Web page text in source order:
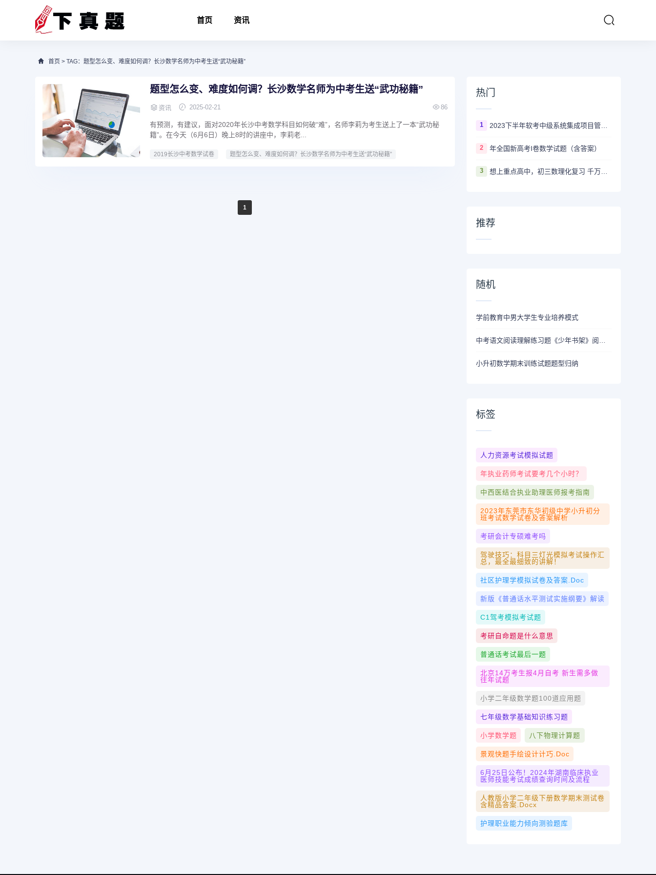
首页 资讯
首页 > TAG：题型怎么变、难度如何调？长沙数学名师为中考生送“武功秘籍”
题型怎么变、难度如何调？长沙数学名师为中考生送“武功秘籍”
资讯 2025-02-21 86
有预测，有建议，面对2020年长沙中考数学科目如何破“难”，名师李莉为考生送上了一本“武功秘
籍”。在今天（6月6日）晚上8时的讲座中，李莉老...
2019长沙中考数学试卷 题型怎么变、难度如何调？长沙数学名师为中考生送“武功秘籍”
1
热门
1 2023下半年软考中级系统集成项目管理工程师多长时间出成绩
2 年全国新高考I卷数学试题（含答案）
3 想上重点高中，初三数理化复习 千万不要盲目刷真题卷和模拟卷！
推荐
随机
学前教育中男大学生专业培养模式
小升初数学期末训练试题题型归纳
标签
人力资源考试模拟试题
年执业药师考试要考几个小时？
中西医结合执业助理医师报考指南
2023年东莞市东华初级中学小升初分
班考试数学试卷及答案解析
考研会计专硕难考吗
驾驶技巧：科目三灯光模拟考试操作汇
总，最全最细致的讲解！
社区护理学模拟试卷及答案.doc
新版《普通话水平测试实施纲要》解读
C1驾考模拟考试题
考研自命题是什么意思
普通话考试最后一题
北京14万考生报4月自考 新生需多做
往年试题
小学二年级数学题100道应用题
七年级数学基础知识练习题
小学数学题 八下物理计算题
景观快题手绘设计计巧.doc
6月25日公布！2024年湖南临床执业
医师技能考试成绩查询时间及流程
人教版小学二年级下册数学期末测试卷
含精品答案.docx
护理职业能力倾向测验题库